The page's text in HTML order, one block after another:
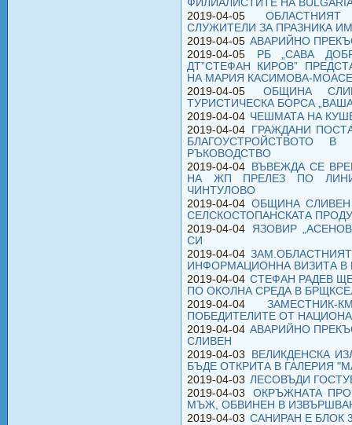
ФИЛИАЛИСТИТЕ НА
2019-04-05
СЛУЖИТЕЛИ ЗА ПРАЗНИКА ИМ
2019-04-05 АВАРИЙНО
2019-04-05
РБ „САВА
ДТ”СТЕФАН КИРОВ”
НА МАРИЯ КАСИМОВА-МОАСЕ
2019-04-05
ОБЩИНА
ТУРИСТИЧЕСКА БОРСА
2019-04-04 ЧЕШМАТА НА
2019-04-04
ГРАЖДАНИ
БЛАГОУСТРОЙСТВОТО
РЪКОВОДСТВО
2019-04-04
ВЪВЕЖДА СЕ
НА ЖП ПРЕЛЕЗ ПО
ЧИНТУЛОВО
2019-04-04 ОБЩИНА СЛИВЕН
СЕЛСКОСТОПАНСКАТА
2019-04-04
ЯЗОВИР
СИ
2019-04-04
ИНФОРМАЦИОННА ВИЗИТА В
2019-04-04 СТЕФАН РАДЕВ
ПО ОКОЛНА СРЕДА В
2019-04-04
ПОБЕДИТЕЛИТЕ ОТ
2019-04-04 АВАРИЙНО
СЛИВЕН
2019-04-03
ВЕЛИКДЕНСКА
БЪДЕ ОТКРИТА В ГАЛЕРИЯ
2019-04-03 ЛЕСОВЪДИ
2019-04-03
ОКРЪЖНАTA
МЪЖ, ОБВИНЕН В
2019-04-03 САНИРАН Е БЛОК